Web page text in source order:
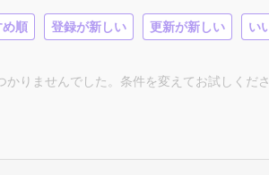
め順 登録が新しい 更新が新しい い
かりませんでした。条件を変えてお試しくだ